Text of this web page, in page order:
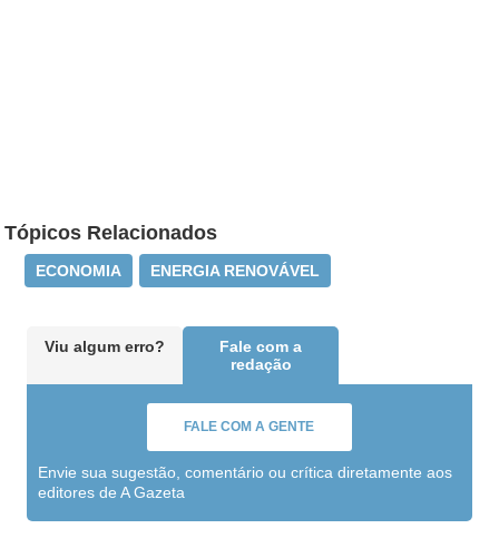
Tópicos Relacionados
ECONOMIA ENERGIA RENOVÁVEL
Viu algum erro?
Fale com a
redação
FALE COM A GENTE
Envie sua sugestão, comentário ou crítica diretamente aos
editores de A Gazeta